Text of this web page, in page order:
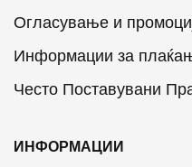
Огласување и
Информации за
Често Поставувани
ИНФОРМАЦИИ